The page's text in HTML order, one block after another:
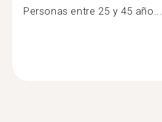
Personas entre 25 y 45 año...